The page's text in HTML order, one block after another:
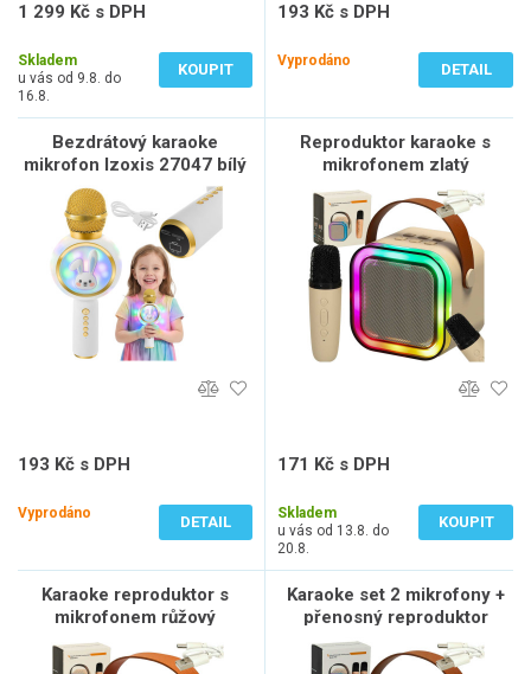
1 299 Kč s DPH
Skladem
u vás od 9.8. do
16.8.
KOUPIT
193 Kč s DPH
Vyprodáno
DETAIL
Bezdrátový karaoke
mikrofon Izoxis 27047 bílý
193 Kč s DPH
Vyprodáno
DETAIL
Reproduktor karaoke s
mikrofonem zlatý
171 Kč s DPH
Skladem
u vás od 13.8. do
20.8.
KOUPIT
Karaoke reproduktor s
mikrofonem růžový
Karaoke set 2 mikrofony +
přenosný reproduktor
BLUETOOTH USB LED
béžová barva